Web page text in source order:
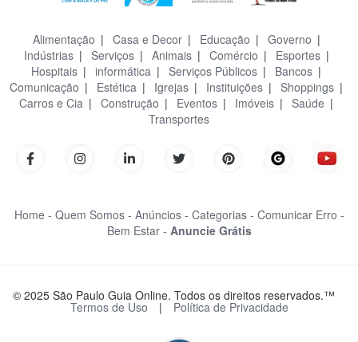
Alimentação | Casa e Decor| Educação | Governo |
Indústrias| Serviços| Animais| Comércio | Esportes|
Hospitais | informática | Serviços Públicos | Bancos |
Comunicação | Estética | Igrejas | Instituições | Shoppings |
Carros e Cia | Construção | Eventos | Imóveis | Saúde |
Transportes
Home - Quem Somos - Anúncios - Categorias - Comunicar Erro -
Bem Estar - Anuncie Grátis
© 2025 São Paulo Guia Online. Todos os direitos reservados.™
Termos de Uso | Política de Privacidade